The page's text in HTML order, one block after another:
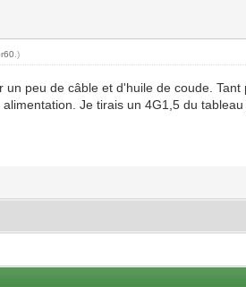
.)
peu de câble et d'huile de coude. Tant
Je tirais un 4G1,5 du